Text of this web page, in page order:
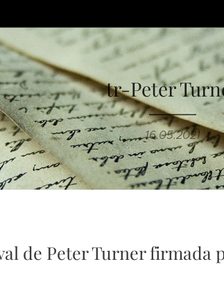
tr-Peter
16.05.2021
de Peter Turner firmada